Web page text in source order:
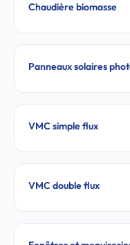
Chaudière biomasse
Panneaux solaires
VMC simple flux
VMC double flux